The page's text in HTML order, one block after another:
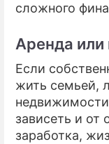
сложного
Аренда или
Если
жить семьей,
недвижимости
зависеть и от
заработка,